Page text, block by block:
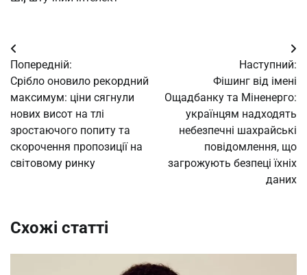
Навігація
записів
Попередній:
Срібло оновило рекордний
максимум: ціни сягнули
нових висот на тлі
зростаючого попиту та
скорочення пропозиції на
світовому ринку
Наступний:
Фішинг від імені
Ощадбанку та Міненерго:
українцям надходять
небезпечні шахрайські
повідомлення, що
загрожують безпеці їхніх
даних
Схожі статті